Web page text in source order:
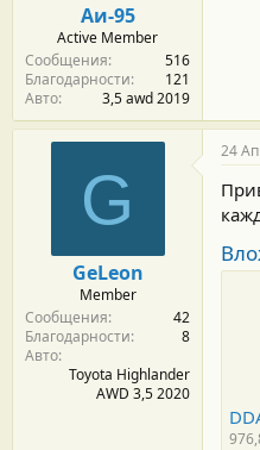
Аи-95
Active Member
Сообщения
516
Благодарности
121
Авто
3,5 awd 2019
G
GeLeon
Member
Сообщения
42
Благодарности
8
Авто
Toyota Highlander
AWD 3,5 2020
24